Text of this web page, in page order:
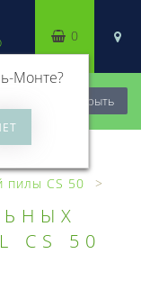
Закрыть
Монте?
0
пилы CS 50
CS 50